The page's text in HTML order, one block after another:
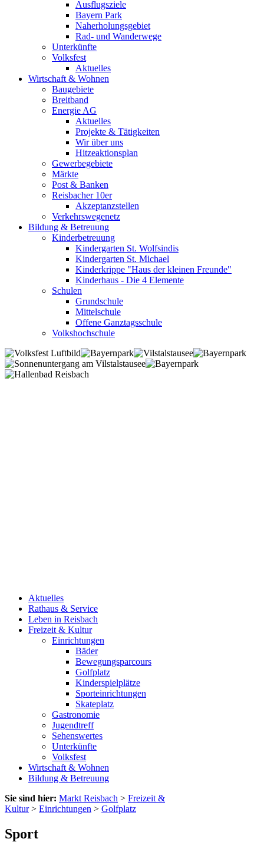
Ausflugsziele
Bayern Park
Naherholungsgebiet
Rad- und Wanderwege
Unterkünfte
Volksfest
Aktuelles
Wirtschaft & Wohnen
Baugebiete
Breitband
Energie AG
Aktuelles
Projekte & Tätigkeiten
Wir über uns
Hitzeaktionsplan
Gewerbegebiete
Märkte
Post & Banken
Reisbacher 10er
Akzeptanzstellen
Verkehrswegenetz
Bildung & Betreuung
Kinderbetreuung
Kindergarten St. Wolfsindis
Kindergarten St. Michael
Kinderkrippe "Haus der kleinen Freunde"
Kinderhaus - Die 4 Elemente
Schulen
Grundschule
Mittelschule
Offene Ganztagsschule
Volkshochschule
Aktuelles
Rathaus & Service
Leben in Reisbach
Freizeit & Kultur
Einrichtungen
Bäder
Bewegungsparcours
Golfplatz
Kinderspielplätze
Sporteinrichtungen
Skateplatz
Gastronomie
Jugendtreff
Sehenswertes
Unterkünfte
Volksfest
Wirtschaft & Wohnen
Bildung & Betreuung
Sie sind hier: Markt Reisbach > Freizeit &
Kultur> Einrichtungen > Golfplatz
Sport